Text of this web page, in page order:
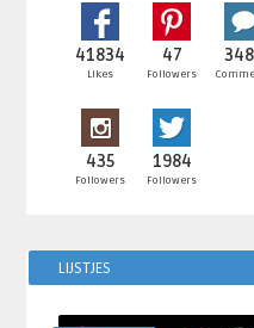
41834
Likes
47
Followers
435
Followers
1984
Followers
LIJSTJES